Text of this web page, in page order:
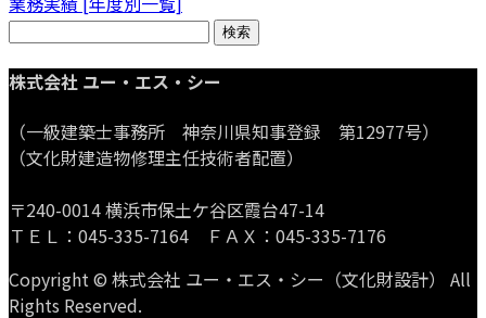
検
株式会社 ユー・エス・シー
（一級建築士事務所 神奈川県知事登録 第12977号）
（文化財建造物修理主任技術者配置）
〒240-0014 横浜市保土ケ谷区霞台47-14
ＴＥＬ：045-335-7164 ＦＡＸ：045-335-7176
Copyright © 株式会社 ユー・エス・シー（文化財設計） All
Rights Reserved.